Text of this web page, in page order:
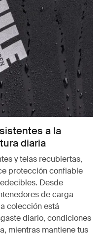
a la
diaria
y telas recubiertas,
protección confiable
Desde
de carga
colección está
diario, condiciones
mientras mantiene tus